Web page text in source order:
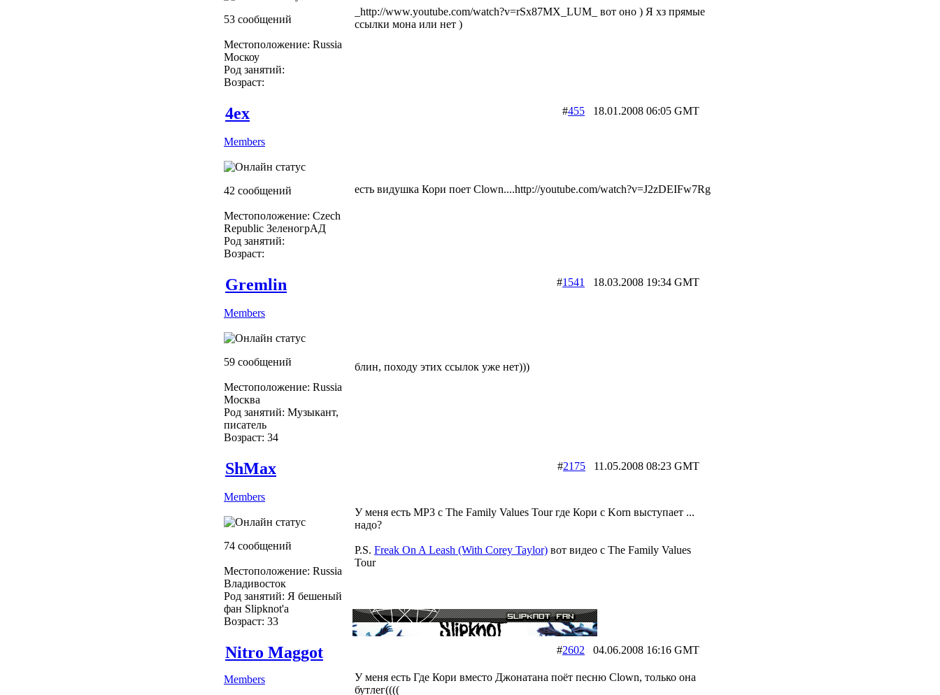
53 сообщений
Местоположение: Russia
Москоу
Род занятий:
Возраст:
_http://www.youtube.com/watch?v=rSx87MX_LUM_ вот оно ) Я хз прямые
ссылки мона или нет )
4ex
Members
42 сообщений
Местоположение: Czech
Republic ЗеленогрАД
Род занятий:
Возраст:
#455 18.01.2008 06:05 GMT
есть видушка Кори поет Clown....http://youtube.com/watch?v=J2zDEIFw7Rg
Gremlin
Members
59 сообщений
Местоположение: Russia
Москва
Род занятий: Музыкант,
писатель
Возраст: 34
#1541 18.03.2008 19:34 GMT
блин, походу этих ссылок уже нет)))
ShMax
Members
74 сообщений
Местоположение: Russia
Владивосток
Род занятий: Я бешеный
фан Slipknot'a
Возраст: 33
#2175 11.05.2008 08:23 GMT
У меня есть MP3 с The Family Values Tour где Кори с Korn выступает ...
надо?
P.S. Freak On A Leash (With Corey Taylor) вот видео с The Family Values
Tour
Nitro Maggot
Members
#2602 04.06.2008 16:16 GMT
У меня есть Где Кори вместо Джонатана поёт песню Clown, только она
бутлег((((